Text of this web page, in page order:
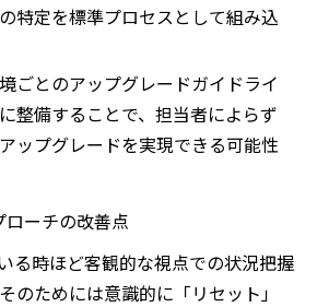
特定を標準プロセスとして組み込
ごとのアップグレードガイドライ
整備することで、担当者によらず
ップグレードを実現できる可能性
ーチの改善点
る時ほど客観的な視点での状況把握
のためには意識的に「リセット」